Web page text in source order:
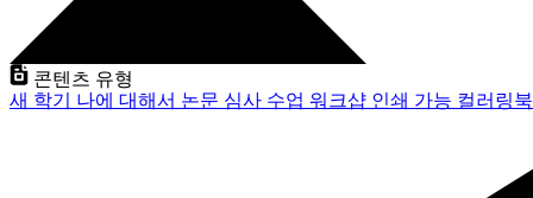
콘텐츠 유형
새 학기 나에 대해서 논문 심사 수업 워크샵 인쇄 가능 컬러링북